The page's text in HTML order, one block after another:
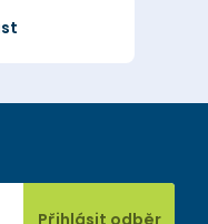
Přihlásit odběr